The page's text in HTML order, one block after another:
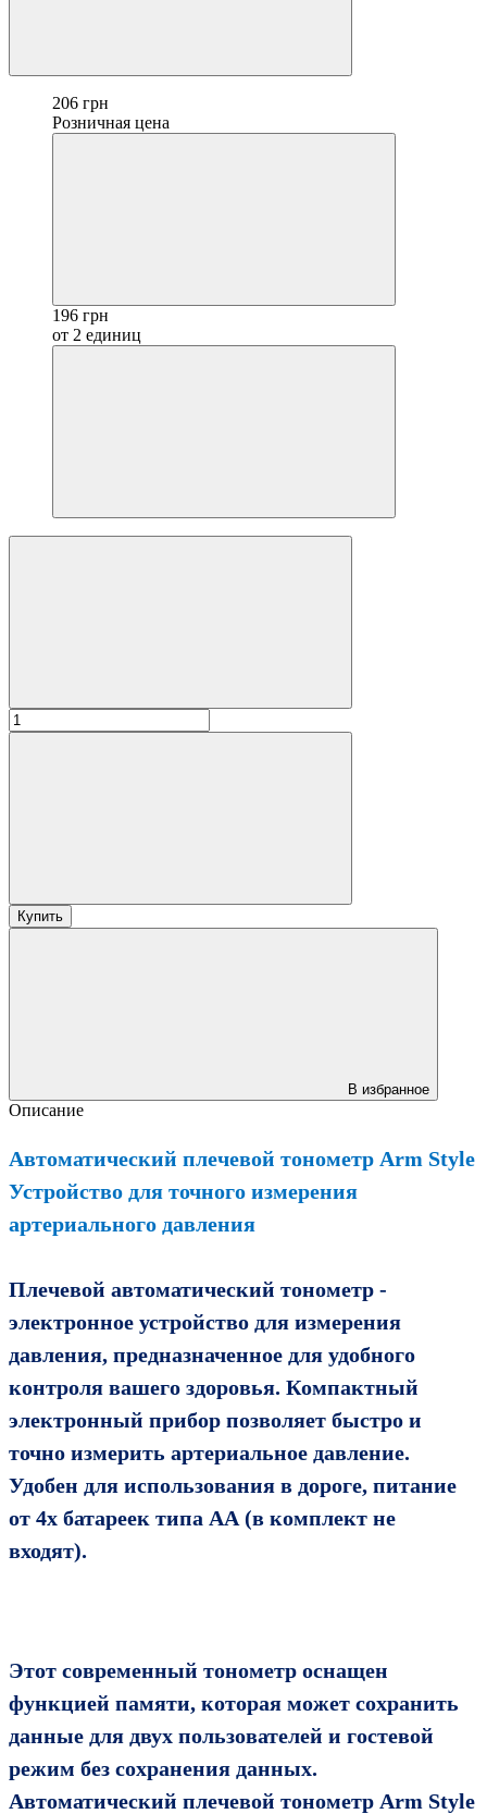
206 грн
Розничная цена
196 грн
от 2 единиц
Купить
В избранное
Описание
Автоматический плечевой тонометр Arm Style
Устройство для точного измерения
артериального давления
Плечевой автоматический тонометр -
электронное устройство для измерения
давления, предназначенное для удобного
контроля вашего здоровья. Компактный
электронный прибор позволяет быстро и
точно измерить артериальное давление.
Удобен для использования в дороге, питание
от 4х батареек типа АА (в комплект не
входят).
Этот современный тонометр оснащен
функцией памяти, которая может сохранить
данные для двух пользователей и гостевой
режим без сохранения данных.
Автоматический плечевой тонометр Arm Style